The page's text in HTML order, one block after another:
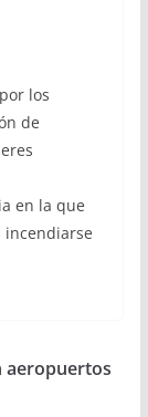
los
de
en la que
incendiarse
aeropuertos